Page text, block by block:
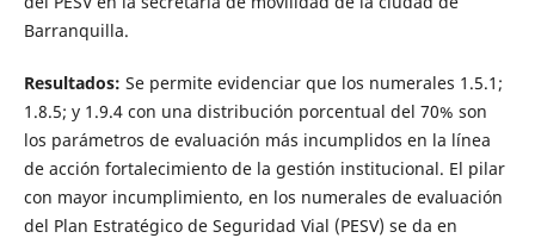
Barranquilla.
Resultados: Se permite evidenciar que los numerales 1.5.1;
1.8.5; y 1.9.4 con una distribución porcentual del 70% son
los parámetros de evaluación más incumplidos en la línea
de acción fortalecimiento de la gestión institucional. El pilar
con mayor incumplimiento, en los numerales de evaluación
del Plan Estratégico de Seguridad Vial (PESV) se da en